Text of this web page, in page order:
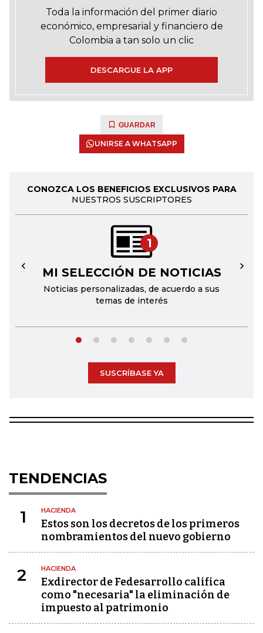
Toda la información del primer diario
económico, empresarial y financiero de
Colombia a tan solo un clic
DESCARGUE LA APP
GUARDAR
UNIRSE A WHATSAPP
CONOZCA LOS BENEFICIOS EXCLUSIVOS PARA
NUESTROS SUSCRIPTORES
1
MI SELECCIÓN DE NOTICIAS
Noticias personalizadas, de acuerdo a sus
temas de interés
← →
SUSCRÍBASE YA
TENDENCIAS
1 HACIENDA
Estos son los decretos de los primeros
nombramientos del nuevo gobierno
2 HACIENDA
Exdirector de Fedesarrollo califica
como "necesaria" la eliminación de
impuesto al patrimonio